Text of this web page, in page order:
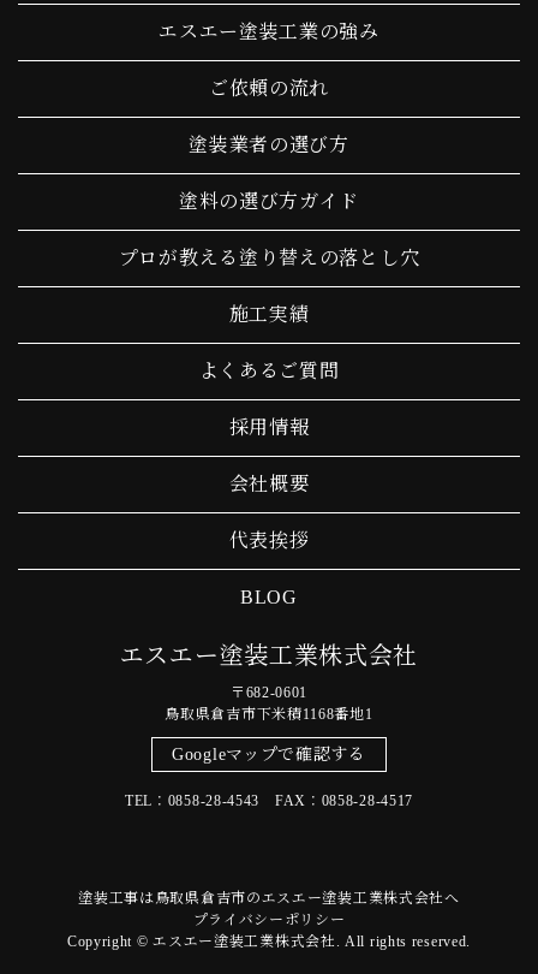
エスエー塗装工業の強み
ご依頼の流れ
塗装業者の選び方
塗料の選び方ガイド
プロが教える塗り替えの落とし穴
施工実績
よくあるご質問
採用情報
会社概要
代表挨拶
BLOG
エスエー塗装工業株式会社
〒682-0601
鳥取県倉吉市下米積1168番地1
Googleマップで確認する
TEL：0858-28-4543 FAX：0858-28-4517
塗装工事は鳥取県倉吉市のエスエー塗装工業株式会社へ
プライバシーポリシー
Copyright © エスエー塗装工業株式会社. All rights reserved.